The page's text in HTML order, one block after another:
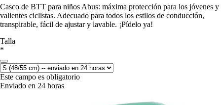
Casco de BTT para niños Abus: máxima protección para los jóvenes y
valientes ciclistas. Adecuado para todos los estilos de conducción,
transpirable, fácil de ajustar y lavable. ¡Pídelo ya!
Talla
*
Este campo es obligatorio
Enviado en 24 horas